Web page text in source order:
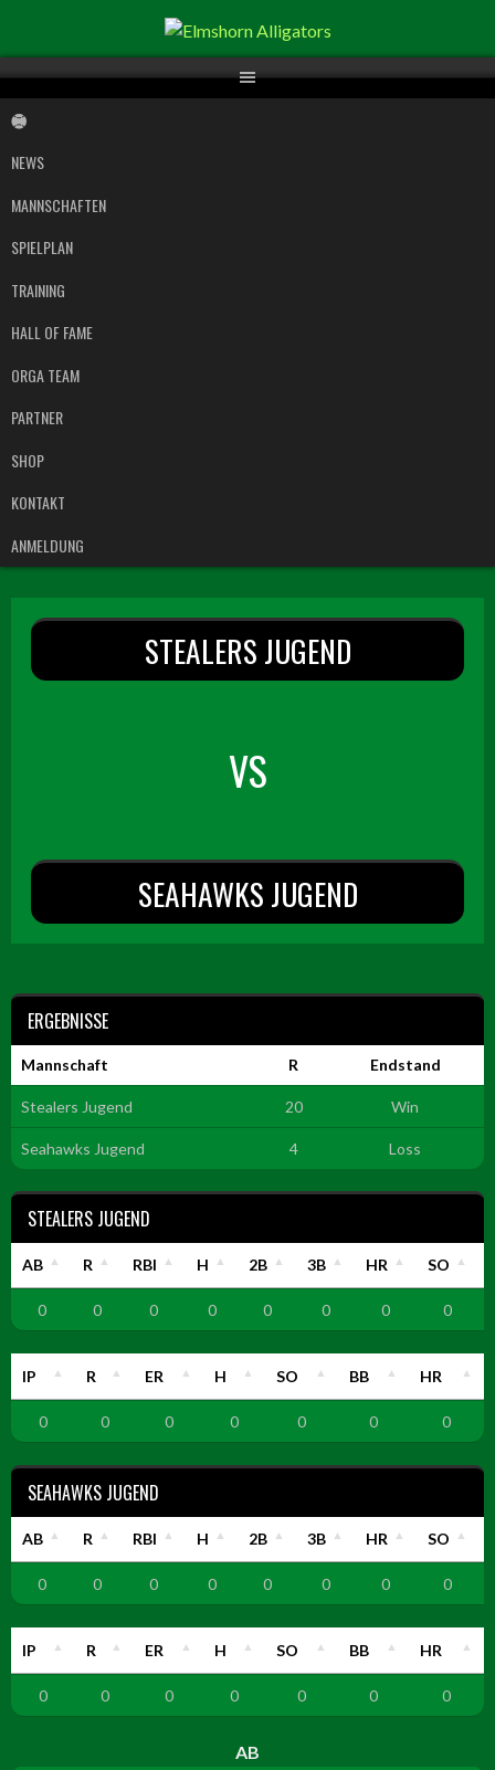
Inhalt
NEWS
MANNSCHAFTEN
SPIELPLAN
TRAINING
HALL OF FAME
ORGA TEAM
PARTNER
SHOP
KONTAKT
ANMELDUNG
STEALERS JUGEND
VS
SEAHAWKS JUGEND
ERGEBNISSE
Mannschaft R Endstand
Stealers Jugend 20 Win
Seahawks Jugend 4 Loss
STEALERS JUGEND
AB R RBI H 2B 3B HR SO
0 0 0 0 0 0 0 0
IP R ER H SO BB HR
0 0 0 0 0 0 0
SEAHAWKS JUGEND
AB R RBI H 2B 3B HR SO
0 0 0 0 0 0 0 0
IP R ER H SO BB HR
0 0 0 0 0 0 0
AB